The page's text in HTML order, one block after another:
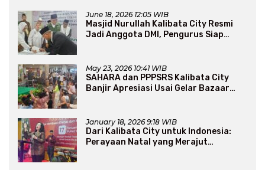
June 18, 2026 12:05 WIB
Masjid Nurullah Kalibata City Resmi
Jadi Anggota DMI, Pengurus Siap
May 23, 2026 10:41 WIB
SAHARA dan PPPSRS Kalibata City
Banjir Apresiasi Usai Gelar Bazaar
January 18, 2026 9:18 WIB
Dari Kalibata City untuk Indonesia:
Perayaan Natal yang Merajut